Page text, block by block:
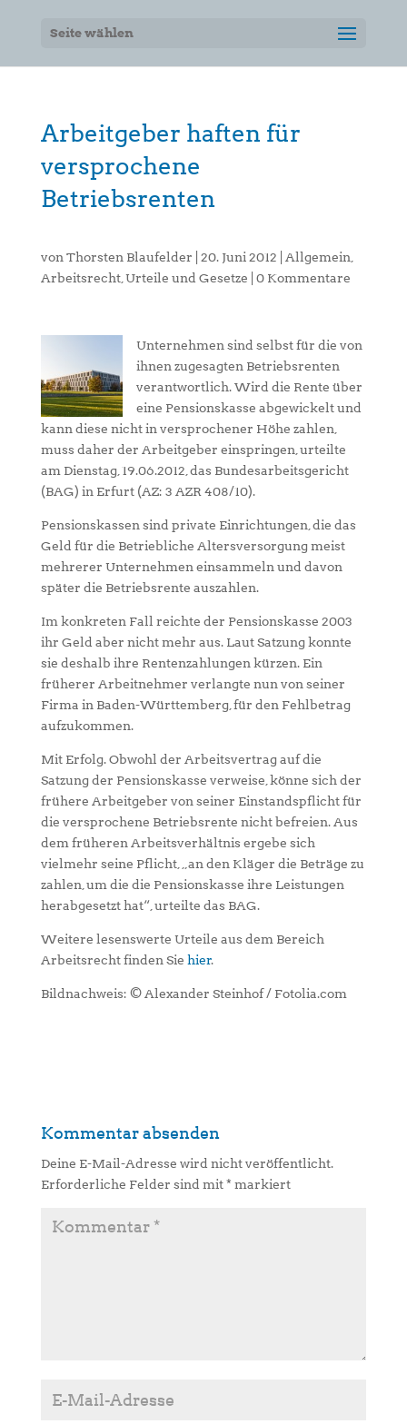
Seite wählen
Arbeitgeber haften für
versprochene
Betriebsrenten
von Thorsten Blaufelder 20. Juni 2012 Allgemein
Arbeitsrecht, Urteile und Gesetze 0 Kommentare
Unternehmen sind selbst für die von
ihnen zugesagten Betriebsrenten
verantwortlich. Wird die Rente über
eine Pensionskasse abgewickelt und
kann diese nicht in versprochener Höhe zahlen,
muss daher der Arbeitgeber einspringen, urteilte
am Dienstag, 19.06.2012, das Bundesarbeitsgericht
(BAG) in Erfurt (AZ: 3 AZR 408/10).
Pensionskassen sind private Einrichtungen, die das
Geld für die Betriebliche Altersversorgung meist
mehrerer Unternehmen einsammeln und davon
später die Betriebsrente auszahlen.
Im konkreten Fall reichte der Pensionskasse 2003
ihr Geld aber nicht mehr aus. Laut Satzung konnte
sie deshalb ihre Rentenzahlungen kürzen. Ein
früherer Arbeitnehmer verlangte nun von seiner
Firma in Baden-Württemberg, für den Fehlbetrag
aufzukommen.
Mit Erfolg. Obwohl der Arbeitsvertrag auf die
Satzung der Pensionskasse verweise, könne sich der
frühere Arbeitgeber von seiner Einstandspflicht für
die versprochene Betriebsrente nicht befreien. Aus
dem früheren Arbeitsverhältnis ergebe sich
vielmehr seine Pflicht, „an den Kläger die Beträge zu
zahlen, um die die Pensionskasse ihre Leistungen
herabgesetzt hat“, urteilte das BAG.
Weitere lesenswerte Urteile aus dem Bereich
Arbeitsrecht finden Sie hier.
Bildnachweis: © Alexander Steinhof / Fotolia.com
Kommentar absenden
Deine E-Mail-Adresse wird nicht veröffentlicht.
Erforderliche Felder sind mit* markiert